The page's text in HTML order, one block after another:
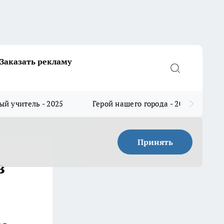
Заказать рекламу
учитель - 2025 Герой нашего города - 2025
Принять